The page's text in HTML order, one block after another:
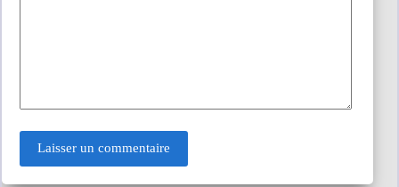
Laisser un commentaire